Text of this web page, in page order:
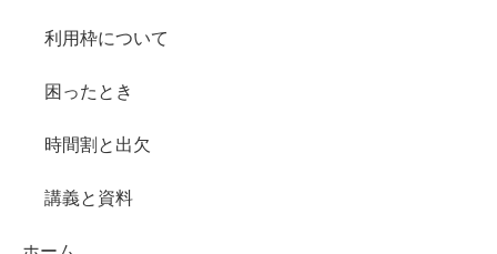
利用枠について
困ったとき
時間割と出欠
講義と資料